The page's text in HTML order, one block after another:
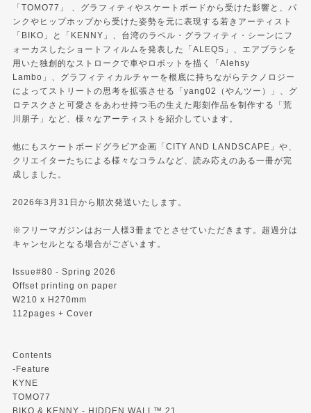
「TOMO77」 、グラフィティやスケートボードから受けた影響と、パ
ンクやヒップホップから受けた姿勢を元に表現する若きアーティスト
「BIKO」と「KENNY」、台湾のラペル・グラフィティ・シーンにフ
ォーカスしたショートフィルムを発表した「ALEQS」、エアブラシを
用いた独創的なストロークで車やロボットを描く「Alehsy
Lambo」、グラフィティカルチャーを根底に持ちながらテクノロジー
によってストリートの思考を拡張させる「yang02（やんツー）」、グ
ロテスクさと可愛さをあわせ持つ毛の生えた彫刻作品を制作する「荒
川朋子」など、様々なアーティストを紹介しています。
他にもスケートボードグラビア企画「CITY AND LANDSCAPE」や、
クリエイターたちによる様々なコラムなど、読み応えのある一冊が完
成しました。
2026年3月31日から順次発送いたします。
※フリーマガジンはお一人様3冊までとさせていただきます。超過分は
キャンセルとなる場合がございます。
Issue#80 - Spring 2026
Offset printing on paper
W210 x H270mm
112pages + Cover
Contents
-Feature
KYNE
TOMO77